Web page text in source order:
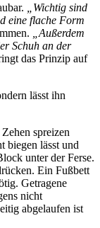
„Wichtig sind
eine flache Form
„Außerdem
Schuh an der
das Prinzip auf
lässt ihn
spreizen
biegen lässt und
unter der Ferse.
Ein Fußbett
Getragene
nicht
abgelaufen ist